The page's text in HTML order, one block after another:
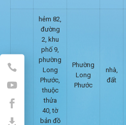
hẻm 82,
đường
2, khu
phố 9,
phường
Long
Phước,
thuộc
thửa
40, tờ
bản đồ
Phường
Long
Phước
nhà,
đất